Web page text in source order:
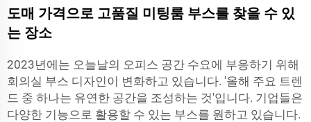
도매 가격으로 고품질 미팅룸 부스를 찾을 수 있
는 장소
2023년에는 오늘날의 오피스 공간 수요에 부응하기 위해
회의실 부스 디자인이 변화하고 있습니다. '올해 주요 트렌
드 중 하나는 유연한 공간을 조성하는 것'입니다. 기업들은
다양한 기능으로 활용할 수 있는 부스를 원하고 있습니다.